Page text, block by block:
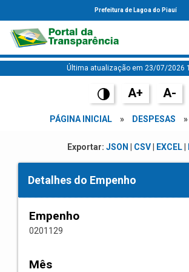
Prefeitura de Lagoa do Piauí
Última atualização em 23/07/2026
A+ A-
PÁGINA INICIAL » DESPESAS
Exportar: JSON CSV| EXCEL|
Detalhes do Empenho
Empenho
0201129
Mês